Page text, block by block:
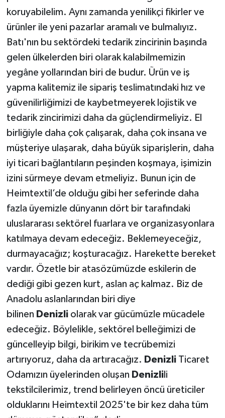
koruyabilelim. Aynı zamanda yenilikçi fikirler ve
ürünler ile yeni pazarlar aramalı ve bulmalıyız.
Batı'nın bu sektördeki tedarik zincirinin başında
gelen ülkelerden biri olarak kalabilmemizin
yegâne yollarından biri de budur. Ürün ve iş
yapma kalitemiz ile sipariş teslimatındaki hız ve
güvenilirliğimizi de kaybetmeyerek lojistik ve
tedarik zincirimizi daha da güçlendirmeliyiz. El
birliğiyle daha çok çalışarak, daha çok insana ve
müşteriye ulaşarak, daha büyük siparişlerin, daha
iyi ticari bağlantıların peşinden koşmaya, işimizin
izini sürmeye devam etmeliyiz. Bunun için de
Heimtextil’de olduğu gibi her seferinde daha
fazla üyemizle dünyanın dört bir tarafındaki
uluslararası sektörel fuarlara ve organizasyonlara
katılmaya devam edeceğiz. Beklemeyeceğiz,
durmayacağız; koşturacağız. Harekette bereket
vardır. Özetle bir atasözümüzde eskilerin de
dediği gibi gezen kurt, aslan aç kalmaz. Biz de
Anadolu aslanlarından biri diye
bilinen Denizliolarak var gücümüzle mücadele
edeceğiz. Böylelikle, sektörel belleğimizi de
güncelleyip bilgi, birikim ve tecrübemizi
artırıyoruz, daha da artıracağız. DenizliTicaret
Odamızın üyelerinden oluşan Denizlili
tekstilcilerimiz, trend belirleyen öncü üreticiler
olduklarını Heimtextil 2025'te bir kez daha tüm